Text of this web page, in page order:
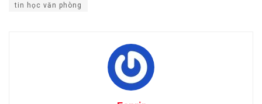
tin học văn phòng